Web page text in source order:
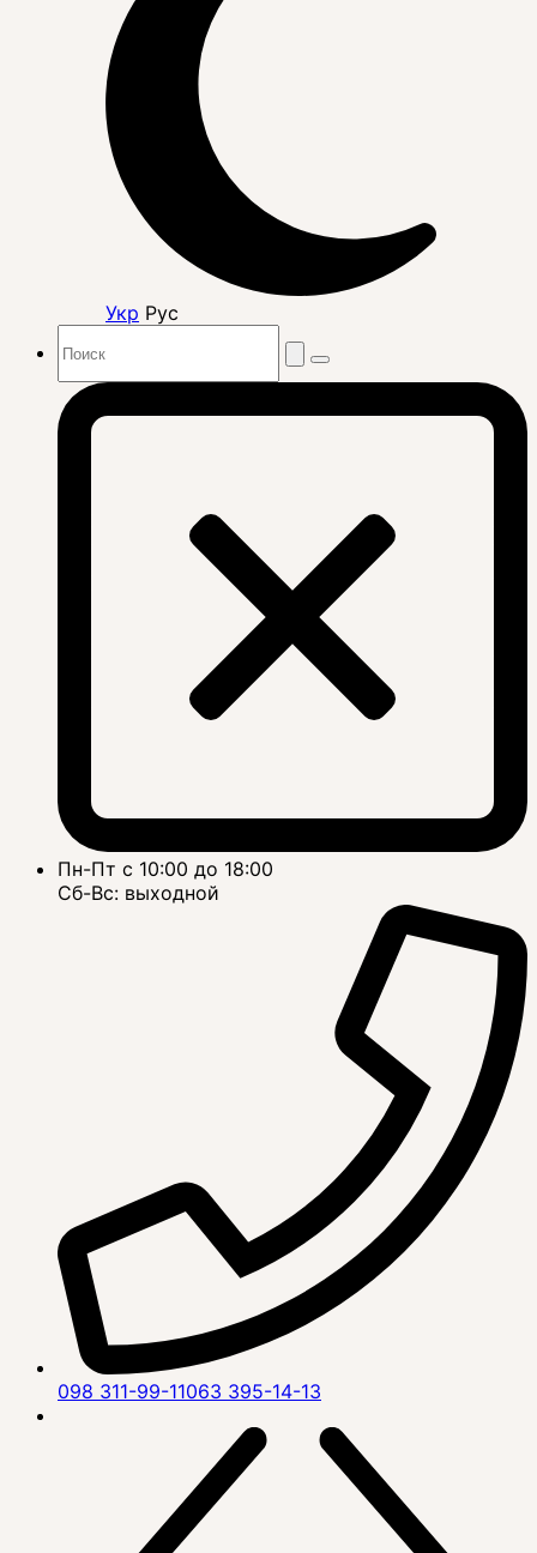
Укр Рус
Пн-Пт с 10:00 до 18:00
Сб-Вс: выходной
098 311-99-11063 395-14-13